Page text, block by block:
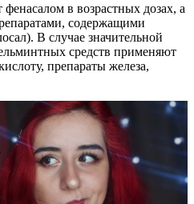
в возрастных дозах, а
содержащими
В случае значительной
средств применяют
препараты железа,